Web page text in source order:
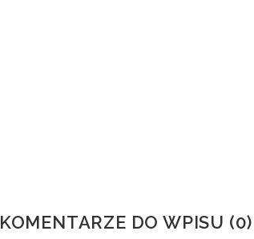
KOMENTARZE DO WPISU (0)